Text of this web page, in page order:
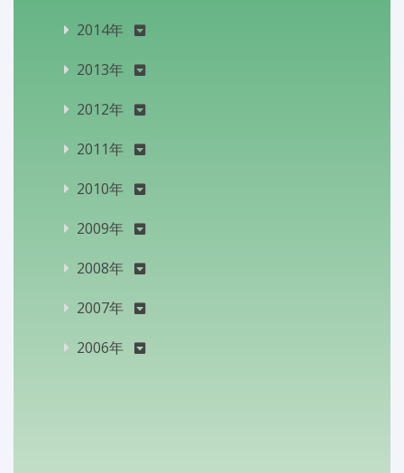
2014年
2013年
2012年
2011年
2010年
2009年
2008年
2007年
2006年